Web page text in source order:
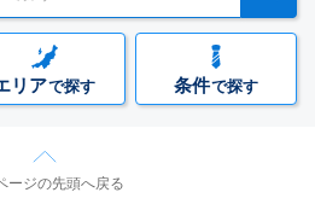
リアで探す 条件で探す
ージの先頭へ戻る